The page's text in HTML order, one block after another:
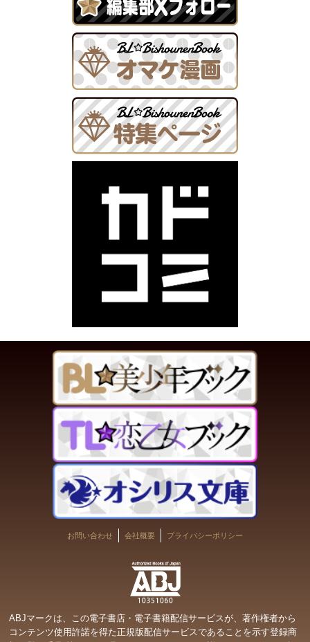
お問い合わせ 会社概要 プライバシーポリシー
ABJマークは、この電子書店・電子書籍配信サービスが、著作権者から
コンテンツ使用許諾を得た正規版配信サービスであることを示す登録商